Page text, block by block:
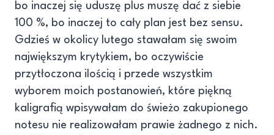
bo inaczej się uduszę plus muszę dać z siebie
100 %, bo inaczej to cały plan jest bez sensu.
Gdzieś w okolicy lutego stawałam się swoim
największym krytykiem, bo oczywiście
przytłoczona ilością i przede wszystkim
wyborem moich postanowień, które piękną
kaligrafią wpisywałam do świeżo zakupionego
notesu nie realizowałam prawie żadnego z nich.